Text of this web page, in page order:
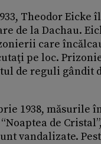
Theodor Eicke
de la Dachau.
care
pe loc.
de reguli gândit
1938, măsurile
de
vandalizate.